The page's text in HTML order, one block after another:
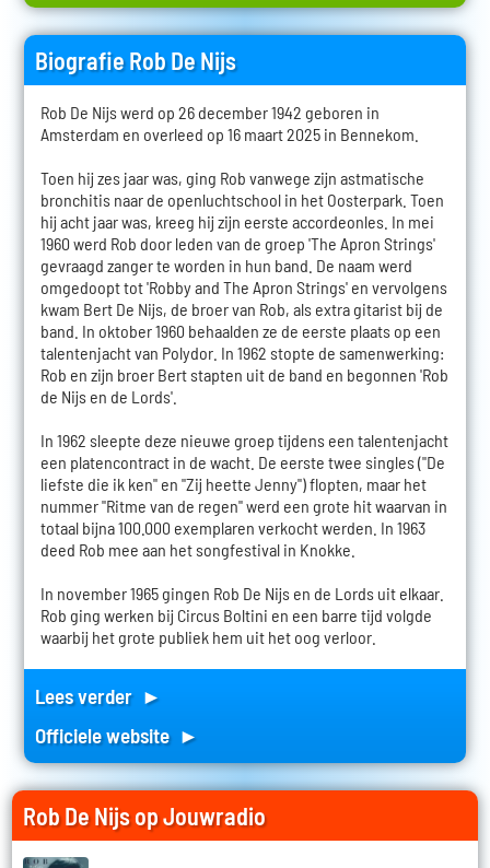
Biografie Rob De Nijs
Rob De Nijs werd op 26 december 1942 geboren in
Amsterdam en overleed op 16 maart 2025 in Bennekom.
Toen hij zes jaar was, ging Rob vanwege zijn astmatische
bronchitis naar de openluchtschool in het Oosterpark. Toen
hij acht jaar was, kreeg hij zijn eerste accordeonles. In mei
1960 werd Rob door leden van de groep 'The Apron Strings'
gevraagd zanger te worden in hun band. De naam werd
omgedoopt tot 'Robby and The Apron Strings' en vervolgens
kwam Bert De Nijs, de broer van Rob, als extra gitarist bij de
band. In oktober 1960 behaalden ze de eerste plaats op een
talentenjacht van Polydor. In 1962 stopte de samenwerking:
Rob en zijn broer Bert stapten uit de band en begonnen 'Rob
de Nijs en de Lords'.
In 1962 sleepte deze nieuwe groep tijdens een talentenjacht
een platencontract in de wacht. De eerste twee singles ("De
liefste die ik ken" en "Zij heette Jenny") flopten, maar het
nummer "Ritme van de regen" werd een grote hit waarvan in
totaal bijna 100.000 exemplaren verkocht werden. In 1963
deed Rob mee aan het songfestival in Knokke.
In november 1965 gingen Rob De Nijs en de Lords uit elkaar.
Rob ging werken bij Circus Boltini en een barre tijd volgde
waarbij het grote publiek hem uit het oog verloor.
Lees verder ►
Officiele website ►
Rob De Nijs op Jouwradio